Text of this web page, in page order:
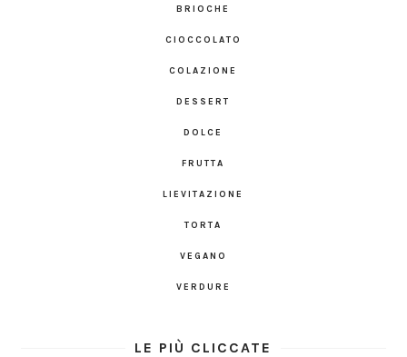
BRIOCHE
CIOCCOLATO
COLAZIONE
DESSERT
DOLCE
FRUTTA
LIEVITAZIONE
TORTA
VEGANO
VERDURE
LE PIÙ CLICCATE